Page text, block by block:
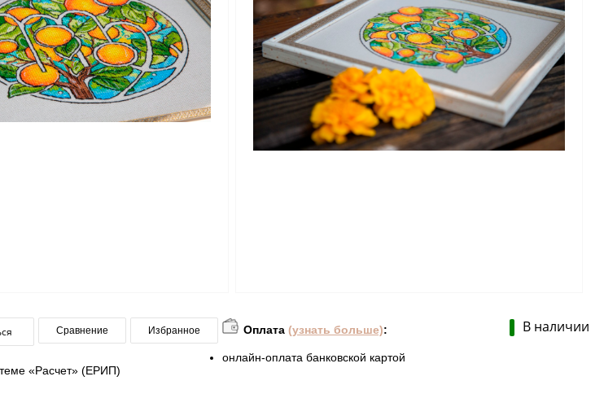
В наличии
Сравнение Избранное Оплата (узнать больше):
онлайн-оплата банковской картой
«Расчет» (ЕРИП)